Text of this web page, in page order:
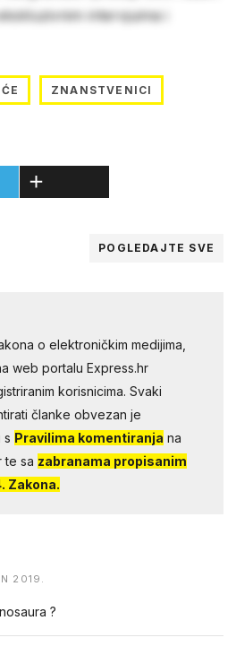
intervjuima i
ZNANSTVENICI
POGLEDAJTE SVE
o elektroničkim medijima,
web portalu Express.hr
korisnicima. Svaki
članke obvezan je
s Pravilima komentiranja na
te sa zabranama propisanim
Zakona.
2019.
?